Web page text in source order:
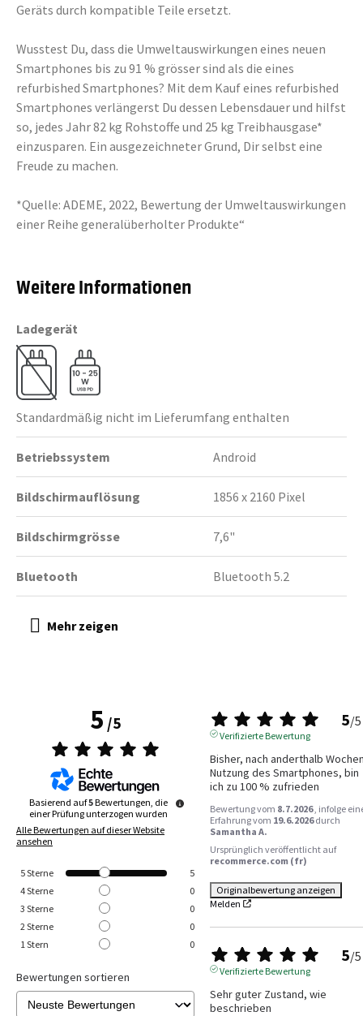
Geräts durch kompatible Teile ersetzt.
Wusstest Du, dass die Umweltauswirkungen eines neuen
Smartphones bis zu 91 % grösser sind als die eines
refurbished Smartphones? Mit dem Kauf eines refurbished
Smartphones verlängerst Du dessen Lebensdauer und hilfst
so, jedes Jahr 82 kg Rohstoffe und 25 kg Treibhausgase*
einzusparen. Ein ausgezeichneter Grund, Dir selbst eine
Freude zu machen.
*Quelle: ADEME, 2022, Bewertung der Umweltauswirkungen
einer Reihe generalüberholter Produkte“
Weitere Informationen
Ladegerät
Standardmäßig nicht im Lieferumfang enthalten
Betriebssystem Android
Bildschirmauflösung 1856 x 2160 Pixel
Bildschirmgrösse 7,6"
Bluetooth Bluetooth 5.2
5/5
Basierend auf5Bewertungen, die
einer Prüfung unterzogen wurden
Alle Bewertungen auf dieser Website
ansehen
5Sterne
5
4Sterne
0
3 Sterne
0
2 Sterne
0
1 Stern 0
Bewertungen sortieren
5/5
Verifizierte Bewertung
Bisher, nach anderthalb
Nutzung des Smartphones, bin
ich zu 100 % zufrieden
Bewertung vom 8.7.2026 , infolge
Erfahrung vom 19.6.2026 durch
Samantha A.
Ursprünglich veröffentlicht auf
recommerce.com (fr)
Originalbewertung anzeigen
Melden
5/5
Verifizierte Bewertung
Sehr guter Zustand, wie
beschrieben